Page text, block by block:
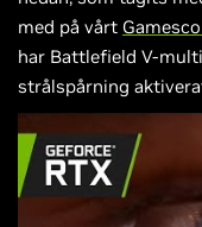
med på vårt
har Battlefield V-
strålspårning